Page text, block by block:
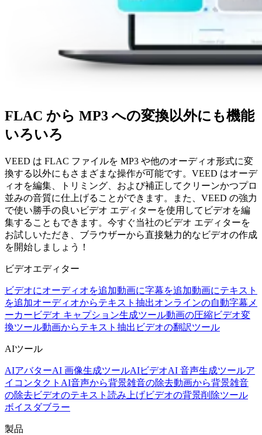
FLAC から MP3 への変換以外にも機能
いろいろ
VEED は FLAC ファイルを MP3 や他のオーディオ形式に変
換する以外にもさまざまな操作が可能です。VEED はオーデ
ィオを編集、トリミング、および補正してクリーンかつプロ
並みの音質に仕上げることができます。また、VEED の強力
で使い勝手の良いビデオ エディターを使用してビデオを編
集することもできます。今すぐ当社のビデオ エディターを
お試しいただき、ブラウザーから直接魅力的なビデオの作成
を開始しましょう！
ビデオエディター
ビデオにオーディオを追加動画に字幕を追加動画にテキスト
を追加オーディオからテキスト抽出オンラインの自動字幕メ
ーカー ビデオ キャプション生成ツール動画の圧縮ビデオ変
換ツール動画からテキスト抽出 ビデオの翻訳ツール
AIツール
AIアバターAI 画像生成ツールAIビデオAI 音声生成ツールア
イコンタクトAI音声から背景雑音の除去動画から背景雑音
の除去ビデオのテキスト読み上げビデオの背景削除ツール
ボイスダブラー
製品